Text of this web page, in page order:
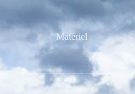
Matériel